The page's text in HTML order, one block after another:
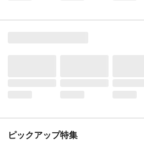
ピックアップ特集